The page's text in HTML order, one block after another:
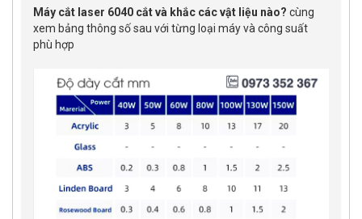
Máy cắt laser 6040 cắt và khắc các vật liệu nào? cùng
xem bảng thông số sau với từng loại máy và công suất
phù hợp